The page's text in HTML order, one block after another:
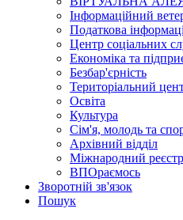
Інформаційний
Податкова
Центр соціальних
Економіка та
Безбар'єрність
Територіальний
Освіта
Культура
Сім'я, молодь та
Архівний відділ
Міжнародний реєстр
ВПОраємось
Зворотній зв'язок
Пошук